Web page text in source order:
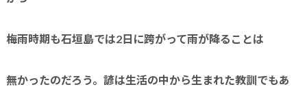
梅雨時期も石垣島では2日に跨がって雨が降ることは
無かったのだろう。諺は生活の中から生まれた教訓でもあ